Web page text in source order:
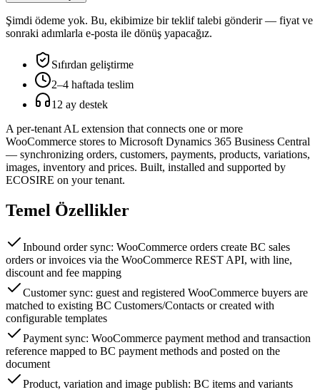
Şimdi ödeme yok. Bu, ekibimize bir teklif talebi gönderir — fiyat ve
sonraki adımlarla e-posta ile dönüş yapacağız.
Sıfırdan geliştirme
2–4 haftada teslim
12 ay destek
A per-tenant AL extension that connects one or more
WooCommerce stores to Microsoft Dynamics 365 Business Central
— synchronizing orders, customers, payments, products, variations,
images, inventory and prices. Built, installed and supported by
ECOSIRE on your tenant.
Temel Özellikler
Inbound order sync: WooCommerce orders create BC sales
orders or invoices via the WooCommerce REST API, with line,
discount and fee mapping
Customer sync: guest and registered WooCommerce buyers are
matched to existing BC Customers/Contacts or created with
configurable templates
Payment sync: WooCommerce payment method and transaction
reference mapped to BC payment methods and posted on the
document
Product, variation and image publish: BC items and variants